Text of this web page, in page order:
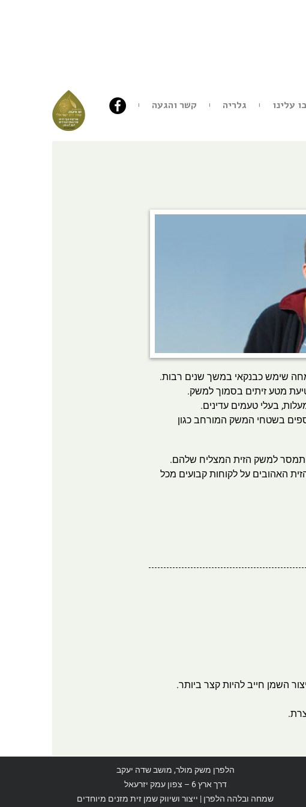
עלינו גלריה קשר והגעה
שימש כבנקאי במשך שנים רבות.
בשטחי המשק המורחב כגון
למשק הזית המצליח שלהם.
האהובים על לקוחות קבועים מכל
השמן חייב להיות קצר ביותר.
הלפרן משק מולר, מושב שדה יעקב
דרך ארץ 6 – צפון עמק יזרעאל
שמחה ובלהה הלפרן | ייצור ושיווק שמן זית מזנים מיוחדים